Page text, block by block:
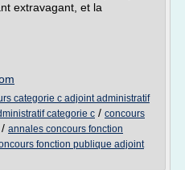
extravagant, et la
categorie c adjoint administratif
categorie c / concours
/ annales concours fonction
fonction publique adjoint